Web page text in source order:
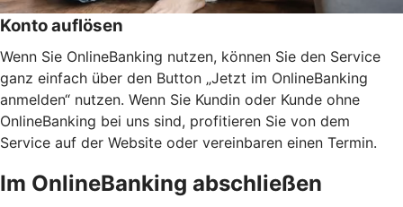
Konto auflösen
Wenn Sie OnlineBanking nutzen, können Sie den Service
ganz einfach über den Button „Jetzt im OnlineBanking
anmelden“ nutzen. Wenn Sie Kundin oder Kunde ohne
OnlineBanking bei uns sind, profitieren Sie von dem
Service auf der Website oder vereinbaren einen Termin.
Im OnlineBanking abschließen